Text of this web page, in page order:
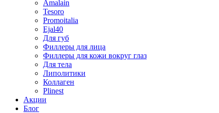
Amalain
Tesoro
Promoitalia
Ejal40
Для губ
Филлеры для лица
Филлеры для кожи вокруг глаз
Для тела
Липолитики
Коллаген
Plinest
Акции
Блог